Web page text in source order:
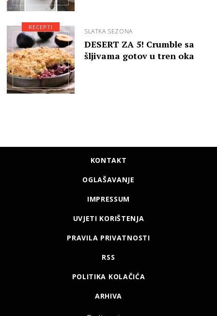
SLATKA SEZONA
DESERT ZA 5! Crumble sa
šljivama gotov u tren oka
RECEPTI
KONTAKT
OGLAŠAVANJE
IMPRESSUM
UVJETI KORIŠTENJA
PRAVILA PRIVATNOSTI
RSS
POLITIKA KOLAČIĆA
ARHIVA